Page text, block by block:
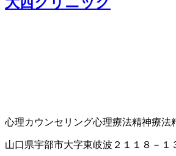
心理カウンセリング心理療法精神療法
山口県宇部市大字東岐波２１１８－１